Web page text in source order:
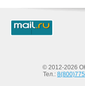
© 2012-2026
Тел.: